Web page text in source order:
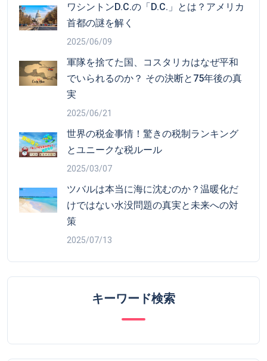
ワシントンD.C.の「D.C.」とは？アメリカ
首都の謎を解く
2025/06/09
軍隊を捨てた国、コスタリカはなぜ平和
でいられるのか？ その決断と75年後の真
実
2025/06/21
世界の税金事情！驚きの税制ランキング
とユニークな税ルール
2025/03/07
ツバルは本当に海に沈むのか？温暖化だ
けではない水没問題の真実と未来への対
策
2025/07/13
キーワード検索